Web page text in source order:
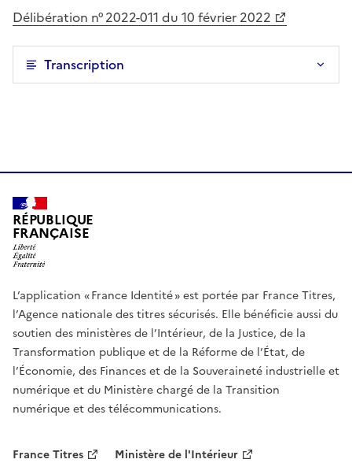
Délibération n° 2022-011 du 10 février 2022
Transcription
RÉPUBLIQUE
FRANÇAISE
L’application « France Identité » est portée par France Titres,
l’Agence nationale des titres sécurisés. Elle bénéficie aussi du
soutien des ministères de l’Intérieur, de la Justice, de la
Transformation publique et de la Réforme de l’État, de
l’Économie, des Finances et de la Souveraineté industrielle et
numérique et du Ministère chargé de la Transition
numérique et des télécommunications.
France Titres
Ministère de l'Intérieur